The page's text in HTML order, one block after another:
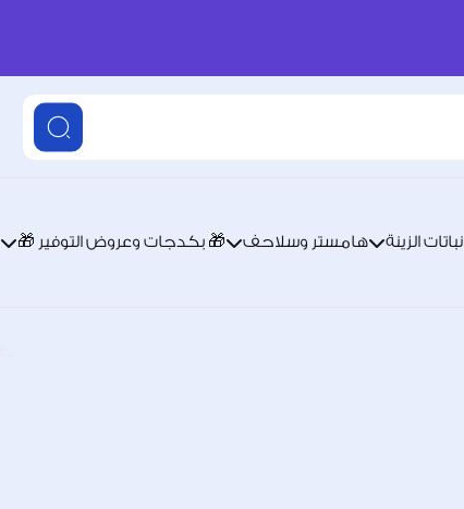
نباتات الزينة هامستر وسلاحف 🎁 بكدجات وعروض التوفير 🎁